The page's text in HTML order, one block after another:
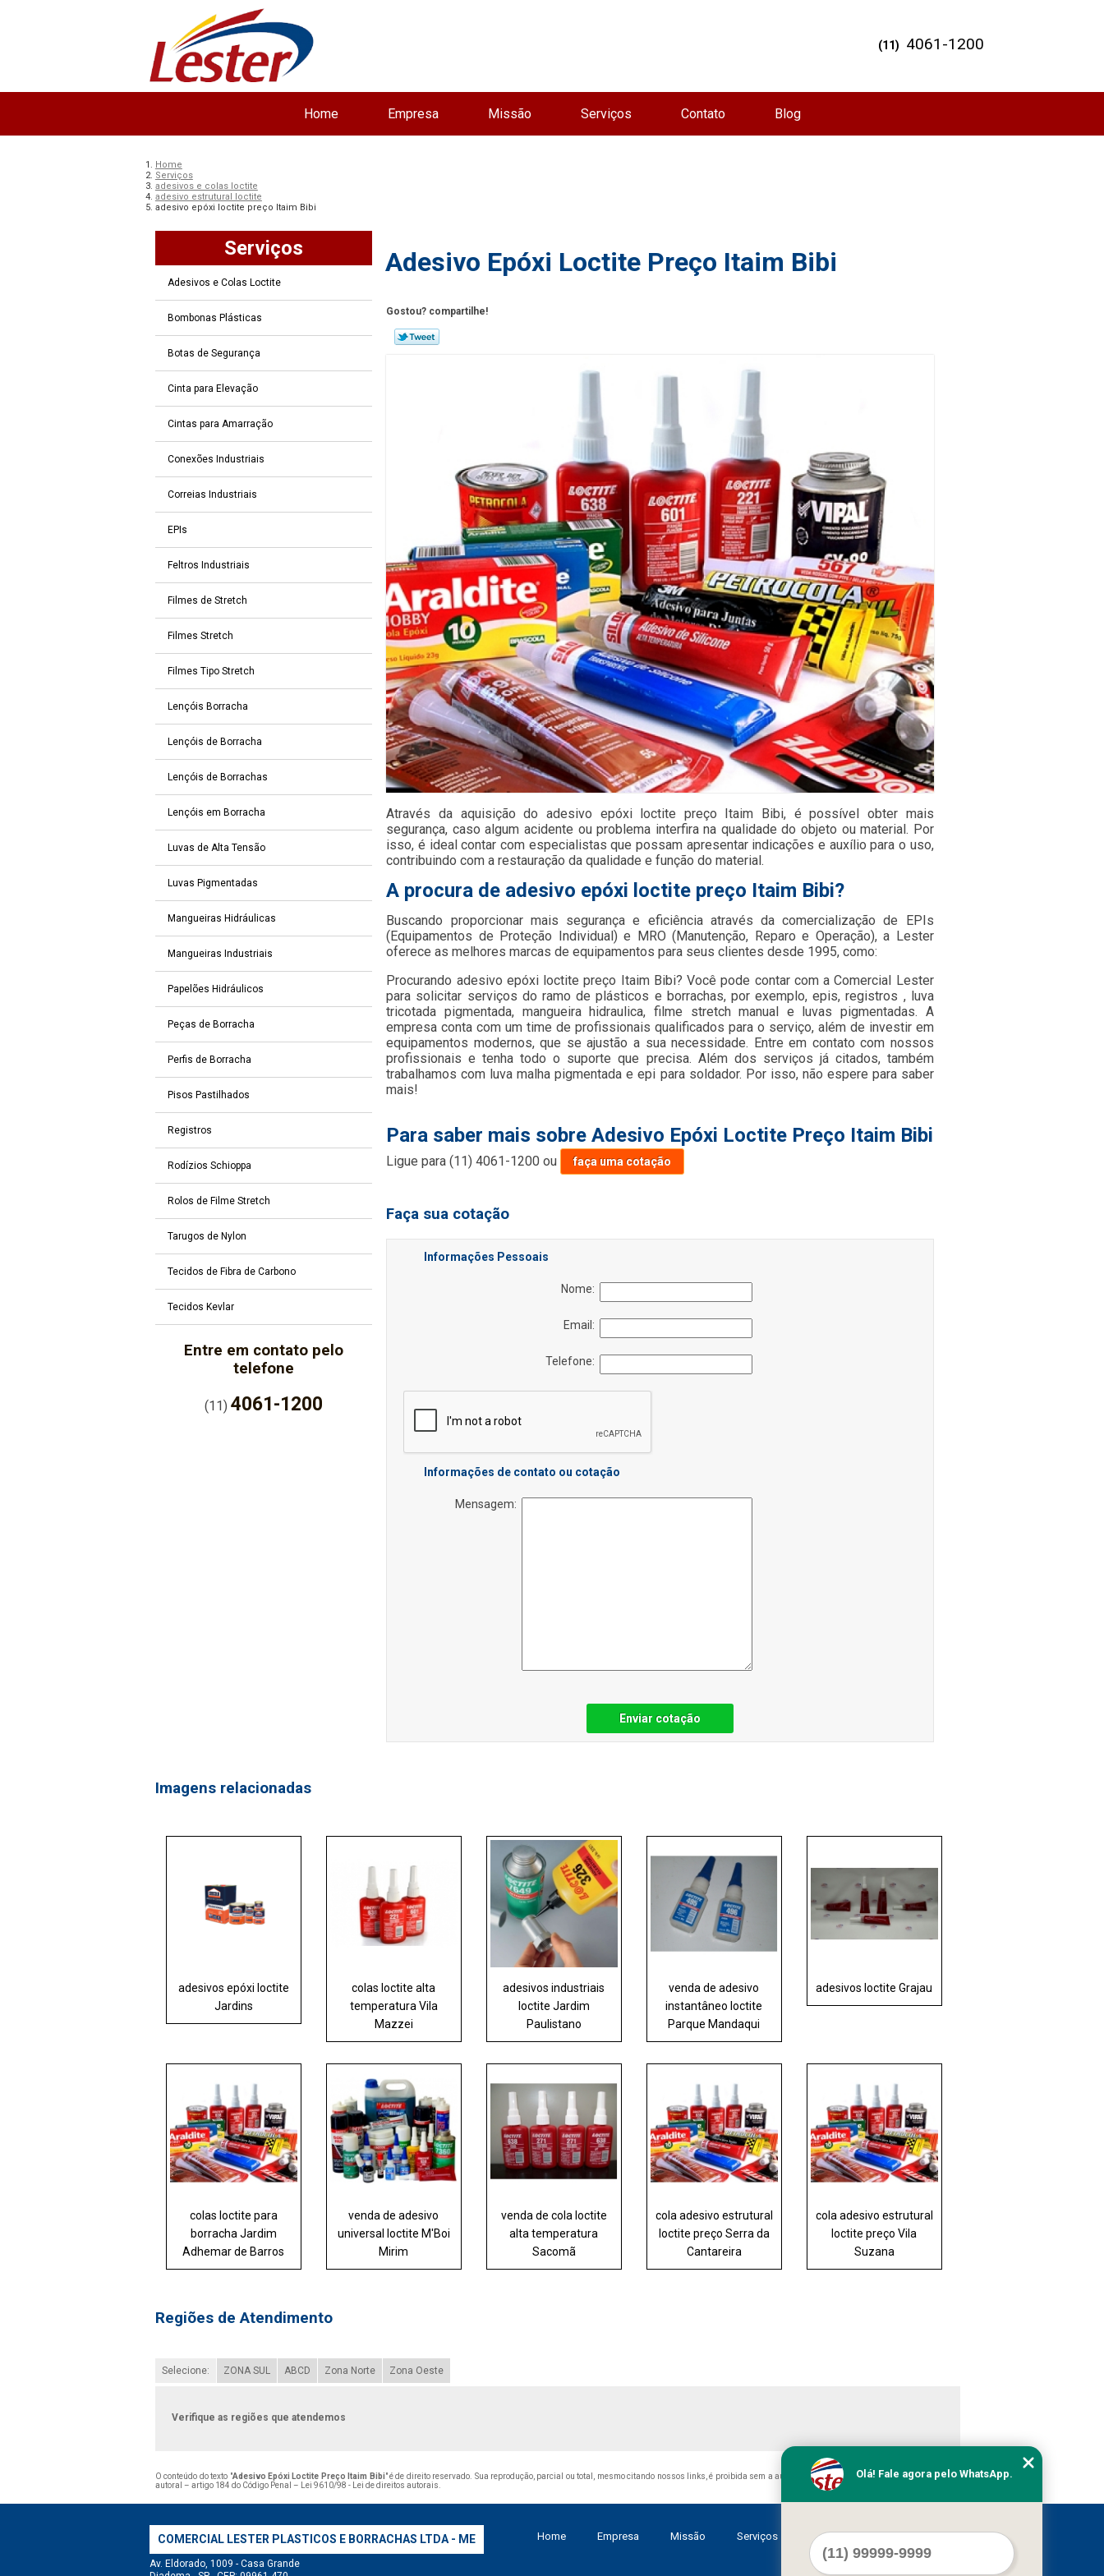
Home Empresa Missão Serviços Contato Blog
(11) 4061-1200
Home
Serviços
adesivos e colas loctite
adesivo estrutural loctite
adesivo epóxi loctite preço Itaim Bibi
Serviços
Adesivos e Colas Loctite
Bombonas Plásticas
Botas de Segurança
Cinta para Elevação
Cintas para Amarração
Conexões Industriais
Correias Industriais
EPIs
Feltros Industriais
Filmes de Stretch
Filmes Stretch
Filmes Tipo Stretch
Lençóis Borracha
Lençóis de Borracha
Lençóis de Borrachas
Lençóis em Borracha
Luvas de Alta Tensão
Luvas Pigmentadas
Mangueiras Hidráulicas
Mangueiras Industriais
Papelões Hidráulicos
Peças de Borracha
Perfis de Borracha
Pisos Pastilhados
Registros
Rodízios Schioppa
Rolos de Filme Stretch
Tarugos de Nylon
Tecidos de Fibra de Carbono
Tecidos Kevlar
Entre em contato pelo
telefone
(11)4061-1200
Adesivo Epóxi Loctite Preço Itaim Bibi
Gostou? compartilhe!
Através da aquisição do adesivo epóxi loctite preço Itaim Bibi, é possível obter mais
segurança, caso algum acidente ou problema interfira na qualidade do objeto ou material. Por
isso, é ideal contar com especialistas que possam apresentar indicações e auxílio para o uso,
contribuindo com a restauração da qualidade e função do material.
A procura de adesivo epóxi loctite preço Itaim Bibi?
Buscando proporcionar mais segurança e eficiência através da comercialização de EPIs
(Equipamentos de Proteção Individual) e MRO (Manutenção, Reparo e Operação), a Lester
oferece as melhores marcas de equipamentos para seus clientes desde 1995, como:
Procurando adesivo epóxi loctite preço Itaim Bibi? Você pode contar com a Comercial Lester
para solicitar serviços do ramo de plásticos e borrachas, por exemplo, epis, registros , luva
tricotada pigmentada, mangueira hidraulica, filme stretch manual e luvas pigmentadas. A
empresa conta com um time de profissionais qualificados para o serviço, além de investir em
equipamentos modernos, que se ajustão a sua necessidade. Entre em contato com nossos
profissionais e tenha todo o suporte que precisa. Além dos serviços já citados, também
trabalhamos com luva malha pigmentada e epi para soldador. Por isso, não espere para saber
mais!
Para saber mais sobre Adesivo Epóxi Loctite Preço Itaim Bibi
Ligue para(11) 4061-1200 ou faça uma cotação
Faça sua cotação
Informações Pessoais
Nome:
Email:
Telefone:
Informações de contato ou cotação
Mensagem:
Enviar cotação
Imagens relacionadas
adesivos epóxi loctite
Jardins
colas loctite alta
temperatura Vila
Mazzei
adesivos industriais
loctite Jardim
Paulistano
venda de adesivo
instantâneo loctite
Parque Mandaqui
adesivos loctite Grajau
colas loctite para
borracha Jardim
Adhemar de Barros
venda de adesivo
universal loctite M'Boi
Mirim
venda de cola loctite
alta temperatura
Sacomã
cola adesivo estrutural
loctite preço Serra da
Cantareira
cola adesivo estrutural
loctite preço Vila
Suzana
Regiões de Atendimento
Selecione: ZONA SUL ABCD Zona Norte Zona Oeste
Verifique as regiões que atendemos
O conteúdo do texto "Adesivo Epóxi Loctite Preço Itaim Bibi" é de direito reservado. Sua reprodução, parcial ou total, mesmo citando nossos links, é proibida sem a autorização do autor. Crime de violação de direito
autoral – artigo 184 do Código Penal –
Lei 9610/98 - Lei de direitos autorais
COMERCIAL LESTER PLASTICOS E BORRACHAS LTDA - ME
Av. Eldorado, 1009 - Casa Grande
Home Empresa Missão Serviços Contato Mapa do site
Olá! Fale agora pelo WhatsApp.